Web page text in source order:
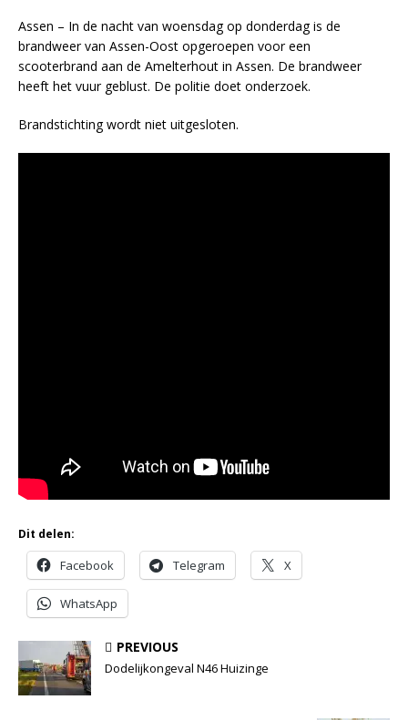
Assen – In de nacht van woensdag op donderdag is de
brandweer van Assen-Oost opgeroepen voor een
scooterbrand aan de Amelterhout in Assen. De brandweer
heeft het vuur geblust. De politie doet onderzoek.
Brandstichting wordt niet uitgesloten.
Dit delen:
Facebook Telegram X
WhatsApp
PREVIOUS
Dodelijkongeval N46 Huizinge